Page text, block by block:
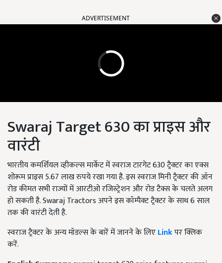
ADVERTISEMENT
Swaraj Target 630 का प्राइस और
वारंटी
भारतीय कमर्शियल व्हीकल्स मार्केट में स्वराज टारगेट 630 ट्रैक्टर का एक्स
शोरूम प्राइस 5.67 लाख रुपये रखा गया है. इस स्वराज मिनी ट्रैक्टर की ऑन
रोड कीमत सभी राज्यों में आरटीओ रजिस्ट्रेशन और रोड टैक्स के चलते अलग
हो सकती है. Swaraj Tractors अपने इस कॉम्पैक्ट ट्रैक्टर के साथ 6 साल
तक की वारंटी देती है.
स्वराज ट्रैक्टर के अन्य मॉडल्स के बारें में जानने के लिएLinkपर क्लिक
करें.